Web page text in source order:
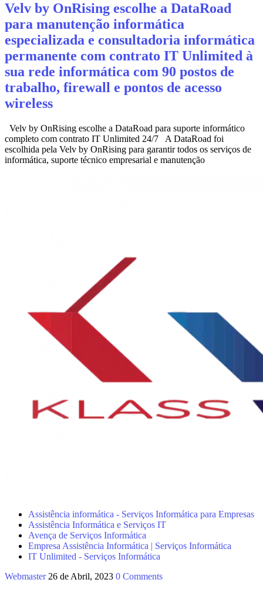
Velv by OnRising escolhe a DataRoad
para manutenção informática
especializada e consultadoria informática
permanente com contrato IT Unlimited à
sua rede informática com 90 postos de
trabalho, firewall e pontos de acesso
wireless
Velv by OnRising escolhe a DataRoad para suporte informático
completo com contrato IT Unlimited 24/7 A DataRoad foi
escolhida pela Velv by OnRising para garantir todos os serviços de
informática, suporte técnico empresarial e manutenção
Assistência informática - Serviços Informática para Empresas
Assistência Informática e Serviços IT
Avença de Serviços Informática
Empresa Assistência Informática | Serviços Informática
IT Unlimited - Serviços Informática
Webmaster 26 de Abril, 2023 0 Comments